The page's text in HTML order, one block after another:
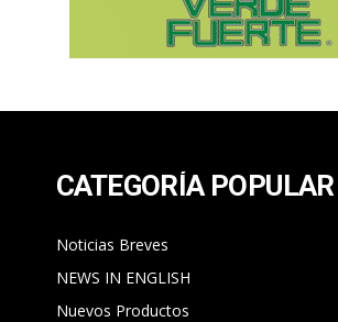
CATEGORÍA POPULAR
Noticias Breves
NEWS IN ENGLISH
Nuevos Productos